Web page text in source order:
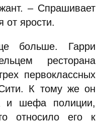
– Спрашивает
от ярости.
больше. Гарри
ресторана
первоклассных
К тому же он
и шефа полиции,
относило его к